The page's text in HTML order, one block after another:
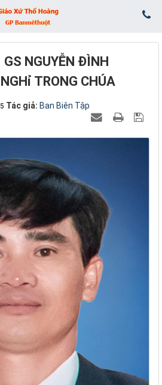
NGUYỄN ĐÌNH
TRONG CHÚA
Tác giả: Ban Biên Tập